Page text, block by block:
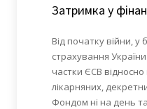
Затримка у
Від початку війни, у
страхування
частки ЄСВ
лікарняних,
Фондом ні на день